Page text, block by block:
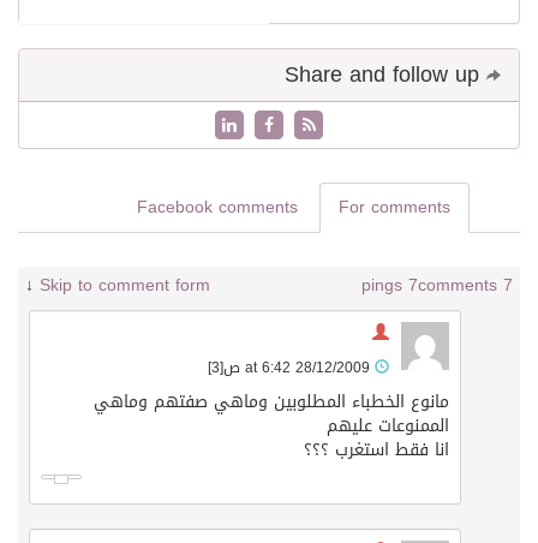
For comments
Facebook comments
7 comments
7 pings
Skip to comment form
↓
[3]
مانوع الخطباء المطلوبين وماهي صفتهم وماهي
الممنوعات عليهم
انا فقط استغرب ؟؟؟